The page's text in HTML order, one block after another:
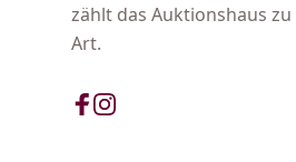
zählt das Auktionshaus
Art.